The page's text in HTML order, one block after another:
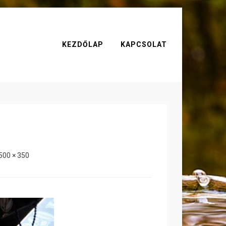
KEZDŐLAP KAPCSOLAT
× 350